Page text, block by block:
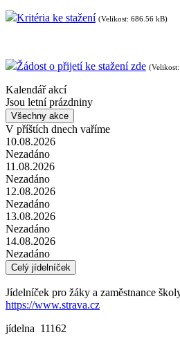
Kritéria ke stažení (Velikost: 686.56 kB)
Žádost o přijetí ke stažení zde
Kalendář akcí
Jsou letní prázdniny
Všechny akce
V příštích dnech vaříme
10.08.2026
Nezadáno
11.08.2026
Nezadáno
12.08.2026
Nezadáno
13.08.2026
Nezadáno
14.08.2026
Nezadáno
Celý jídelníček
Jídelníček pro žáky a zaměstnance
https://www.strava.cz
jídelna 11162